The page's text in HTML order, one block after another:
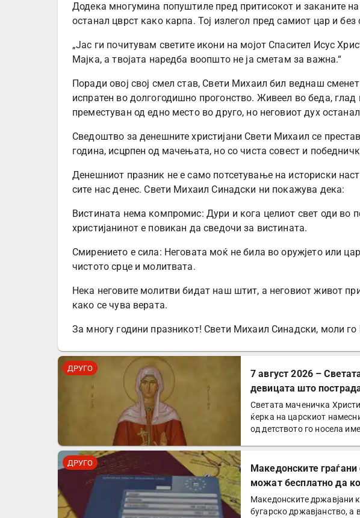
Додека многумина попуштиле пред притисокот и заканите
останал цврст како карпа. Тој излегол пред самиот цар и без
„Јас ги почитувам светите икони на мојот Спасител Исус
Мајка, а твојата наредба воопшто не ја сметам за важна.“
Поради овој свој смел став, Свети Михаил бил веднаш
испратен во долгогодишно прогонство. Живеел во беда, глад
преместуван од едно место во друго, но неговиот дух
Сведоштво за денешните христијани Свети Михаил се
година, исцрпен од мачењата, но со чиста совест и
Денешниот празник не е само потсетување на историски
сите нас денес. Свети Михаил Синадски ни покажува дека:
Вистината нема компромис: Дури и кога целиот свет оди во
христијанинот е повикан да сведочи за вистината.
Смирението е сила: Неговата моќ не била во оружјето или
чистото срце и молитвата.
Нека неговите молитви бидат наш штит, а неговиот живот
како се чува верата.
За многу години празникот! Свети Михаил Синадски, моли го
ДРУГО
7 август 2026 –
девицата што
Светата маченичка
ќерка на царскиот
од детството го носела
ДРУГО
Mакедонските
можат бесплатно да
земји
Македонските државјани
бугарско државјанство, а